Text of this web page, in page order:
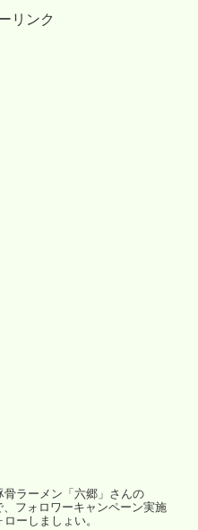
リンク
骨ラーメン「六郷」さんの
、フォロワーキャンペーン実施
ーしましょい。